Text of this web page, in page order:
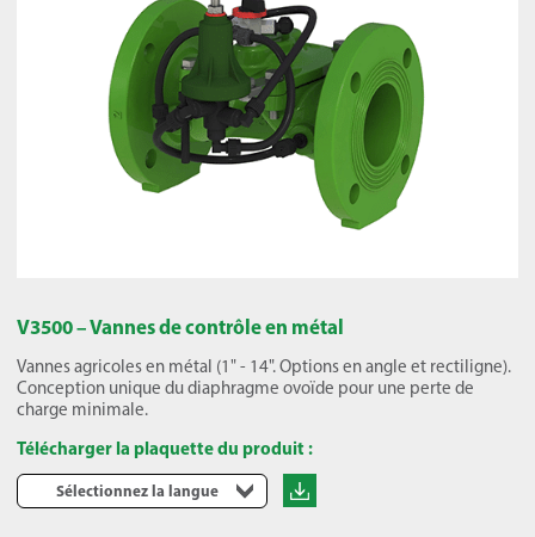
V3500 – Vannes de contrôle en métal
Vannes agricoles en métal (1" - 14". Options en angle et rectiligne).
Conception unique du diaphragme ovoïde pour une perte de
charge minimale.
Télécharger la plaquette du produit :
Sélectionnez la langue